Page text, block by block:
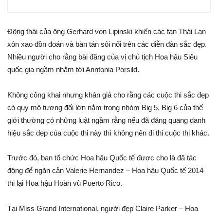
Động thái của ông Gerhard von Lipinski khiến các fan Thái Lan
xôn xao đồn đoán và bàn tán sôi nổi trên các diễn đàn sắc đẹp.
Nhiều người cho rằng bài đăng của vị chủ tịch Hoa hậu Siêu
quốc gia ngầm nhắm tới Anntonia Porsild.
Không công khai nhưng khán giả cho rằng các cuộc thi sắc đẹp
có quy mô tương đối lớn nằm trong nhóm Big 5, Big 6 của thế
giới thường có những luật ngầm rằng nếu đã đăng quang danh
hiệu sắc đẹp của cuộc thi này thì không nên đi thi cuộc thi khác.
Trước đó, ban tổ chức Hoa hậu Quốc tế được cho là đã tác
động để ngăn cản Valerie Hernandez – Hoa hậu Quốc tế 2014
thi lại Hoa hậu Hoàn vũ Puerto Rico.
Tại Miss Grand International, người đẹp Claire Parker – Hoa